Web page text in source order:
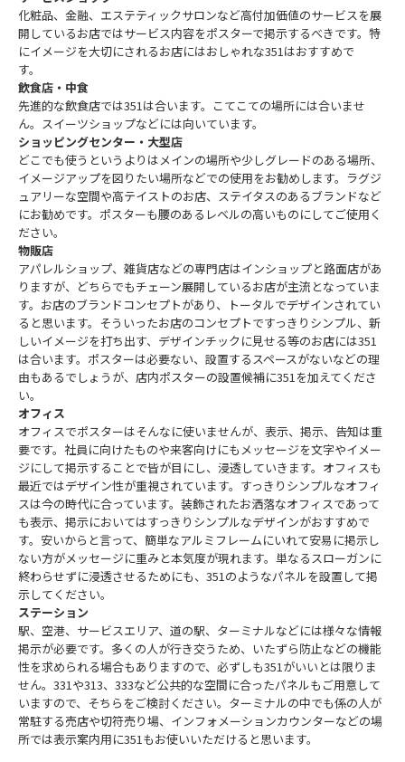
化粧品、金融、エステティックサロンなど高付加価値のサービスを展
開しているお店ではサービス内容をポスターで掲示するべきです。特
にイメージを大切にされるお店にはおしゃれな351はおすすめで
す。
飲食店・中食
先進的な飲食店では351は合います。こてこての場所には合いませ
ん。スイーツショップなどには向いています。
ショッピングセンター・大型店
どこでも使うというよりはメインの場所や少しグレードのある場所、
イメージアップを図りたい場所などでの使用をお勧めします。ラグジ
ュアリーな空間や高テイストのお店、ステイタスのあるブランドなど
にお勧めです。ポスターも腰のあるレベルの高いものにしてご使用く
ださい。
物販店
アパレルショップ、雑貨店などの専門店はインショップと路面店があ
りますが、どちらでもチェーン展開しているお店が主流となっていま
す。お店のブランドコンセプトがあり、トータルでデザインされてい
ると思います。そういったお店のコンセプトですっきりシンプル、新
しいイメージを打ち出す、デザインチックに見せる等のお店には351
は合います。ポスターは必要ない、設置するスペースがないなどの理
由もあるでしょうが、店内ポスターの設置候補に351を加えてくださ
い。
オフィス
オフィスでポスターはそんなに使いませんが、表示、掲示、告知は重
要です。社員に向けたものや来客向けにもメッセージを文字やイメー
ジにして掲示することで皆が目にし、浸透していきます。オフィスも
最近ではデザイン性が重視されています。すっきりシンプルなオフィ
スは今の時代に合っています。装飾されたお洒落なオフィスであって
も表示、掲示においてはすっきりシンプルなデザインがおすすめで
す。安いからと言って、簡単なアルミフレームにいれて安易に掲示し
ない方がメッセージに重みと本気度が現れます。単なるスローガンに
終わらせずに浸透させるためにも、351のようなパネルを設置して掲
示してください。
ステーション
駅、空港、サービスエリア、道の駅、ターミナルなどには様々な情報
掲示が必要です。多くの人が行き交うため、いたずら防止などの機能
性を求められる場合もありますので、必ずしも351がいいとは限りま
せん。331や313、333など公共的な空間に合ったパネルもご用意して
いますので、そちらをご検討ください。ターミナルの中でも係の人が
常駐する売店や切符売り場、インフォメーションカウンターなどの場
所では表示案内用に351もお使いいただけると思います。